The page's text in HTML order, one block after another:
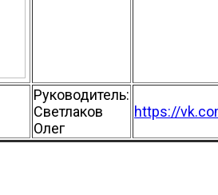
Руководитель:
Светлаков
Олег
https://